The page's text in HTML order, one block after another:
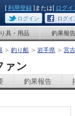
[利用登録 ]または[ ログイ
ログイン ログイ
具・用品 釣果報告
釣り船 岩手県 宮
ァン
釣果報告